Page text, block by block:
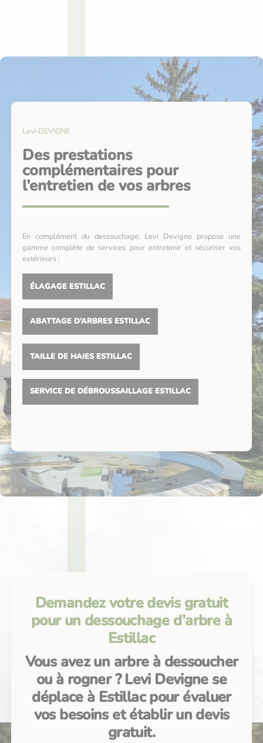
Levi DEVIGNE
Des prestations
complémentaires pour
l’entretien de vos arbres
En complément du dessouchage, Levi Devigne propose une
gamme complète de services pour entretenir et sécuriser vos
extérieurs :
ÉLAGAGE ESTILLAC
ABATTAGE D’ARBRES ESTILLAC
TAILLE DE HAIES ESTILLAC
SERVICE DE DÉBROUSSAILLAGE ESTILLAC
Demandez votre devis gratuit
pour un dessouchage d’arbre à
Estillac
Vous avez un arbre à dessoucher
ou à rogner ? Levi Devigne se
déplace à Estillac pour évaluer
vos besoins et établir un devis
gratuit.